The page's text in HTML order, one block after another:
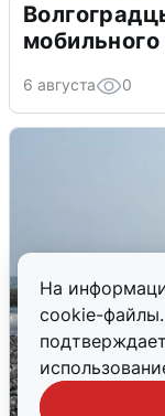
На
cookie-файлы.
6 августа 0